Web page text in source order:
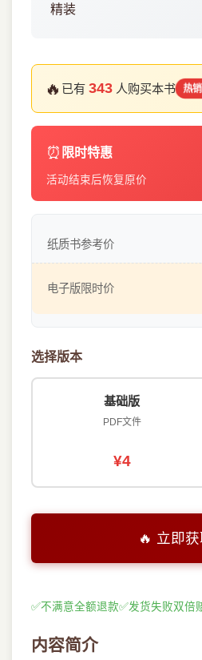
精装
🔥 已有 343人购买本书 热
⏰ 限时特惠
活动结束后恢复原价
纸质书参考价
电子版限时价
选择版本
基础版
PDF文件
¥4
🔥 立即
✅不满意全额退款✅发货失败双倍
内容简介